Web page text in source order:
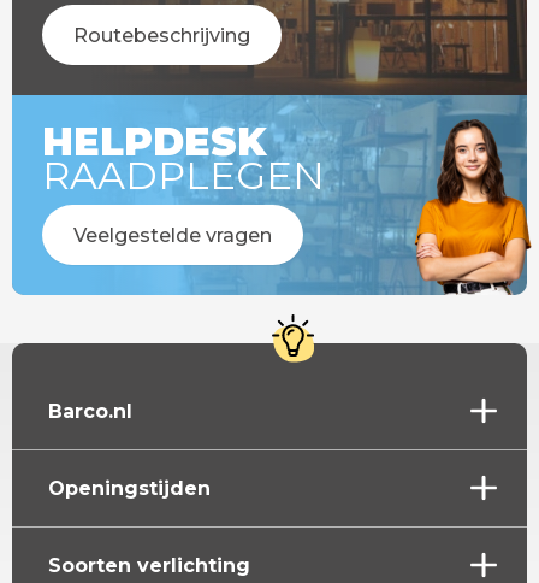
Routebeschrijving
HELPDESK
RAADPLEGEN
Veelgestelde vragen
Barco.nl
Openingstijden
Soorten verlichting